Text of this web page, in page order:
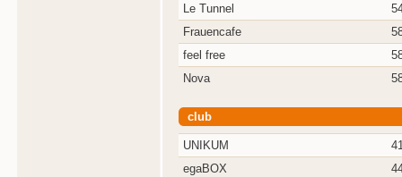
Le Tunnel
Frauencafe
feel free
Nova
club
UNIKUM
egaBOX